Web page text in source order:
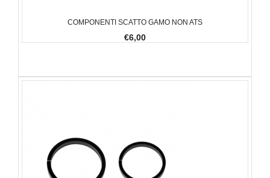
COMPONENTI SCATTO GAMO NON ATS
€6,00